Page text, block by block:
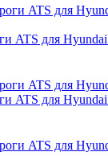
ATS для
ATS для